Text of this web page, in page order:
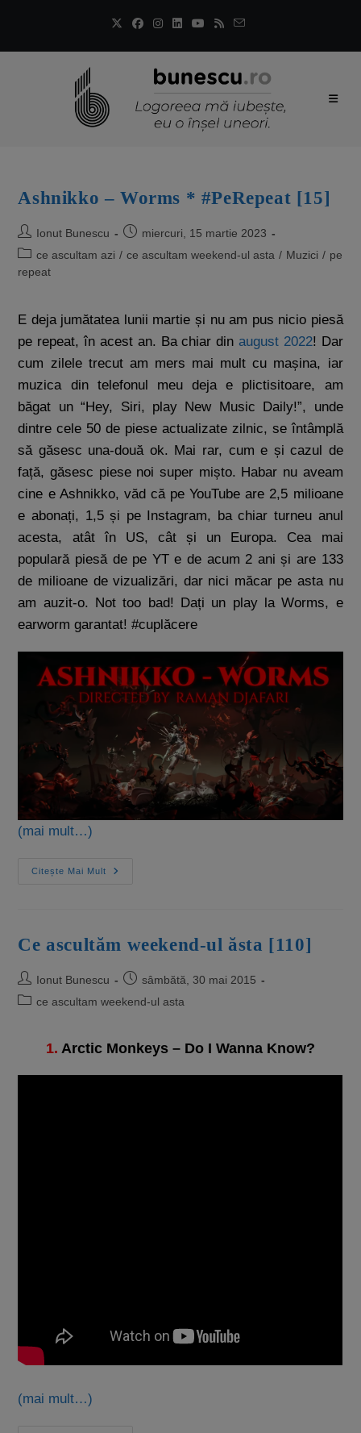
Ashnikko – Worms * #PeRepeat [15]
Ionut Bunescu
miercuri, 15 martie 2023
ce ascultam azi / ce ascultam weekend-ul asta / Muzici / pe
repeat
E deja jumătatea lunii martie și nu am pus nicio piesă
pe repeat, în acest an. Ba chiar din august 2022! Dar
cum zilele trecut am mers mai mult cu mașina, iar
muzica din telefonul meu deja e plictisitoare, am
băgat un “Hey, Siri, play New Music Daily!”, unde
dintre cele 50 de piese actualizate zilnic, se întâmplă
să găsesc una-două ok. Mai rar, cum e și cazul de
față, găsesc piese noi super mișto. Habar nu aveam
cine e Ashnikko, văd că pe YouTube are 2,5 milioane
e abonați, 1,5 și pe Instagram, ba chiar turneu anul
acesta, atât în US, cât și un Europa. Cea mai
populară piesă de pe YT e de acum 2 ani și are 133
de milioane de vizualizări, dar nici măcar pe asta nu
am auzit-o. Not too bad! Dați un play la Worms, e
earworm garantat! #cuplăcere
(mai mult…)
Citește Mai Mult
Ce ascultăm weekend-ul ăsta [110]
Ionut Bunescu
sâmbătă, 30 mai 2015
ce ascultam weekend-ul asta
1. Arctic Monkeys – Do I Wanna Know?
(mai mult…)